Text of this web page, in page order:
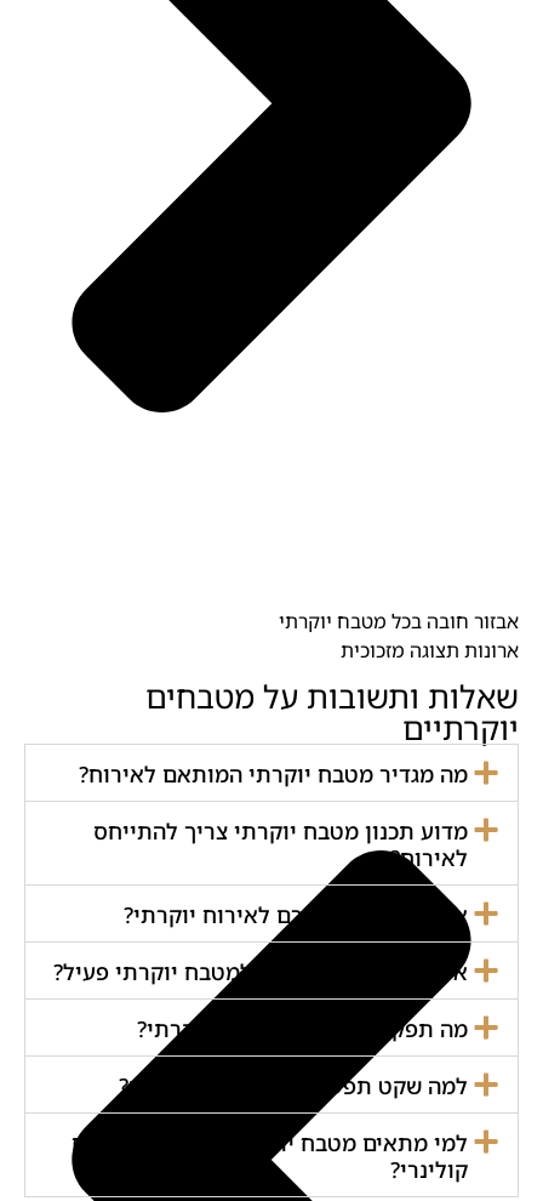
אבזור חובה בכל מטבח יוקרתי
ארונות תצוגה מזכוכית
שאלות ותשובות על מטבחים
יוקרתיים
מה מגדיר מטבח יוקרתי המותאם לאירוח?
מדוע תכנון מטבח יוקרתי צריך להתייחס
לאירוח?
איך אי במטבח תורם לאירוח יוקרתי?
אילו חומרים מתאימים למטבח יוקרתי פעיל?
מה תפקיד התאורה במטבח יוקרתי?
למה שקט תפעולי הוא חלק מהיוקרה?
למי מתאים מטבח יוקרתי המותאם לאירוח
קולינרי?